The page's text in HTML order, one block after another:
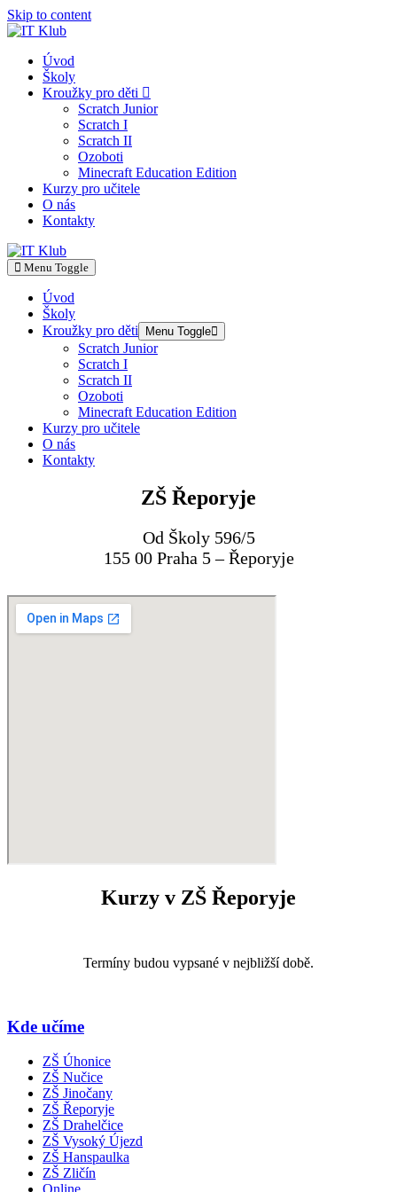
Skip to content
Úvod
Školy
Kroužky pro děti
Scratch Junior
Scratch I
Scratch II
Ozoboti
Minecraft Education Edition
Kurzy pro učitele
O nás
Kontakty
Menu Toggle
Úvod
Školy
Kroužky pro děti
Menu Toggle
Scratch Junior
Scratch I
Scratch II
Ozoboti
Minecraft Education Edition
Kurzy pro učitele
O nás
Kontakty
ZŠ Řeporyje
Od Školy 596/5
155 00 Praha 5 – Řeporyje
Kurzy v ZŠ Řeporyje
Termíny budou vypsané v nejbližší době.
Kde učíme
ZŠ Úhonice
ZŠ Nučice
ZŠ Jinočany
ZŠ Řeporyje
ZŠ Drahelčice
ZŠ Vysoký Újezd
ZŠ Hanspaulka
ZŠ Zličín